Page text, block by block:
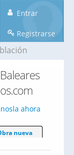
Entrar
Registrarse
ahora
nueva